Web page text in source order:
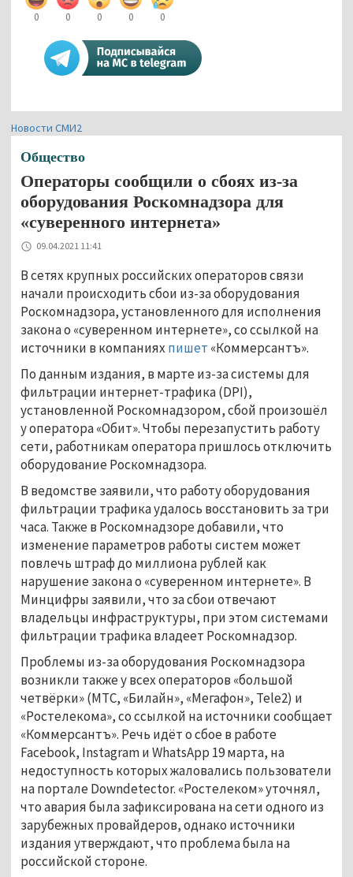
0 0 0 0 0
Новости СМИ2
Общество
Операторы сообщили о сбоях из-за
оборудования Роскомнадзора для
«суверенного интернета»
09.04.2021 11:41
В сетях крупных российских операторов связи
начали происходить сбои из-за оборудования
Роскомнадзора, установленного для исполнения
закона о «суверенном интернете», со ссылкой на
источники в компаниях пишет «Коммерсантъ».
По данным издания, в марте из-за системы для
фильтрации интернет-трафика (DPI),
установленной Роскомнадзором, сбой произошёл
у оператора «Обит». Чтобы перезапустить работу
сети, работникам оператора пришлось отключить
оборудование Роскомнадзора.
В ведомстве заявили, что работу оборудования
фильтрации трафика удалось восстановить за три
часа. Также в Роскомнадзоре добавили, что
изменение параметров работы систем может
повлечь штраф до миллиона рублей как
нарушение закона о «суверенном интернете». В
Минцифры заявили, что за сбои отвечают
владельцы инфраструктуры, при этом системами
фильтрации трафика владеет Роскомнадзор.
Проблемы из-за оборудования Роскомнадзора
возникли также у всех операторов «большой
четвёрки» (МТС, «Билайн», «Мегафон», Tele2) и
«Ростелекома», со ссылкой на источники сообщает
«Коммерсантъ». Речь идёт о сбое в работе
Facebook, Instagram и WhatsApp 19 марта, на
недоступность которых жаловались пользователи
на портале Downdetector. «Ростелеком» уточнял,
что авария была зафиксирована на сети одного из
зарубежных провайдеров, однако источники
издания утверждают, что проблема была на
российской стороне.